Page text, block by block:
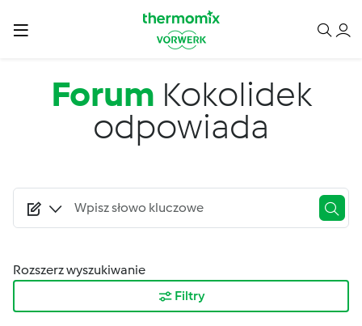
Forum Kokolidek
odpowiada
Rozszerz wyszukiwanie
Filtry